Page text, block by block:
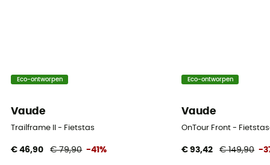
Eco-ontworpen
Vaude
Trailframe II - Fietstas
€ 46,90 € 79,90 -41%
Eco-ontworpen
Vaude
OnTour Front -
€ 93,42 € 149,90 -